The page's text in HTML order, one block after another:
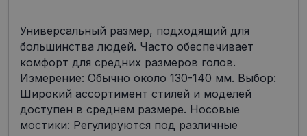
Универсальный размер, подходящий для
большинства людей. Часто обеспечивает
комфорт для средних размеров голов.
Измерение: Обычно около 130-140 мм. Выбор:
Широкий ассортимент стилей и моделей
доступен в среднем размере. Носовые
мостики: Регулируются под различные